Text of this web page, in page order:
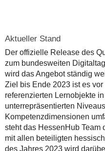
Aktueller Stand
Der offizielle Release des
zum bundesweiten
wird das Angebot ständig
Ziel bis Ende 2023 ist es
referenzierten Lernobjekte
unterrepräsentierten
Kompetenzdimensionen
steht das HessenHub Team
mit allen beteiligten
des Jahres 2023 wird